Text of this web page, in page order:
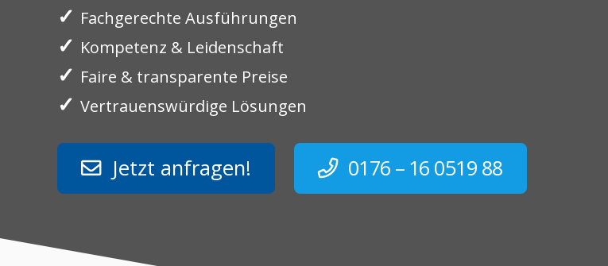
✓ Fachgerechte Ausführungen
✓ Kompetenz & Leidenschaft
✓ Faire & transparente Preise
✓ Vertrauenswürdige Lösungen
Jetzt anfragen! 0176 – 16 0519 88